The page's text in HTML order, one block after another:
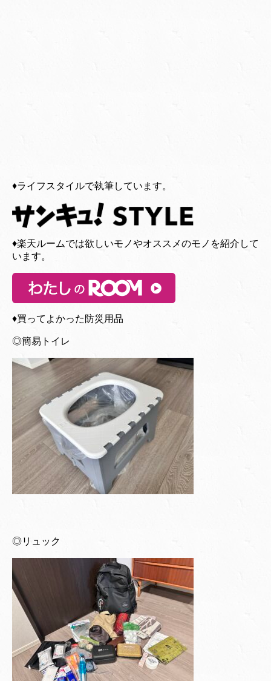
♦︎ライフスタイルで執筆しています。
♦︎楽天ルームでは欲しいモノやオススメのモノを紹介して
います。
♦︎買ってよかった防災用品
◎簡易トイレ
◎リュック